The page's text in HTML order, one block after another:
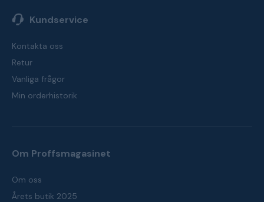
Kundservice
Kontakta oss
Retur
Vanliga frågor
Min orderhistorik
Om Proffsmagasinet
Om oss
Årets butik 2025